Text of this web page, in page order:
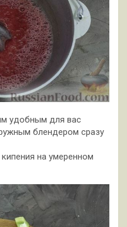
удобным для вас
блендером сразу
на умеренном